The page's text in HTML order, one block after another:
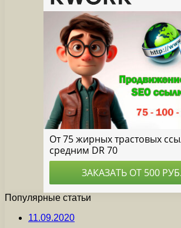
Популярные статьи
11.09.2020